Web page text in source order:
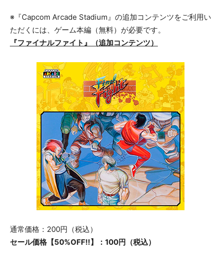
※『Capcom Arcade Stadium』の追加コンテンツをご利用い
ただくには、ゲーム本編（無料）が必要です。
『ファイナルファイト』（追加コンテンツ）
通常価格：200円（税込）
セール価格【50%OFF!!】：100円（税込）